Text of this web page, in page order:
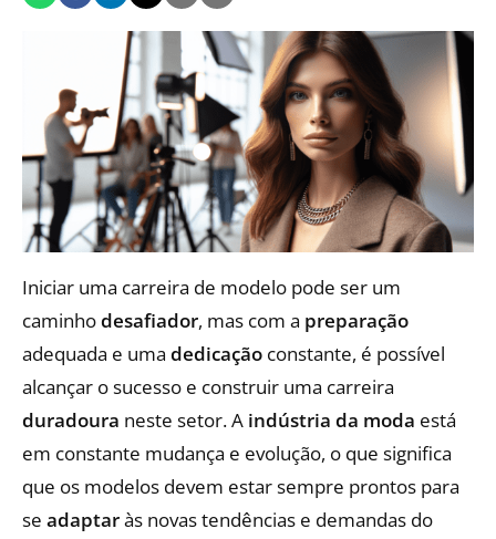
Iniciar uma carreira de modelo pode ser um
caminhodesafiador, mas com a preparação
adequada e uma dedicação constante, é possível
alcançar o sucesso e construir uma carreira
duradoura neste setor. A indústria da moda está
em constante mudança e evolução, o que significa
que os modelos devem estar sempre prontos para
se adaptaràs novas tendências e demandas do